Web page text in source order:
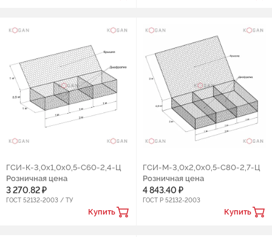
ГCИ-К-3,0х1,0х0,5-С60-2,4-Ц
Розничная цена
3 270.82 ₽
ГОСТ 52132-2003 / ТУ
Купить
ГCИ-М-3,0х2,0х0,5-С80-2,7-Ц
Розничная цена
4 843.40 ₽
ГОСТ Р 52132-2003
Купить